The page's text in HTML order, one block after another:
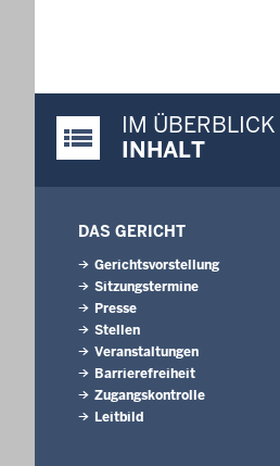
Justiz-Portal im Überblick:
IM ÜBERBLICK
INHALT
DAS GERICHT
Gerichtsvorstellung
Sitzungstermine
Presse
Stellen
Veranstaltungen
Barrierefreiheit
Zugangskontrolle
Leitbild